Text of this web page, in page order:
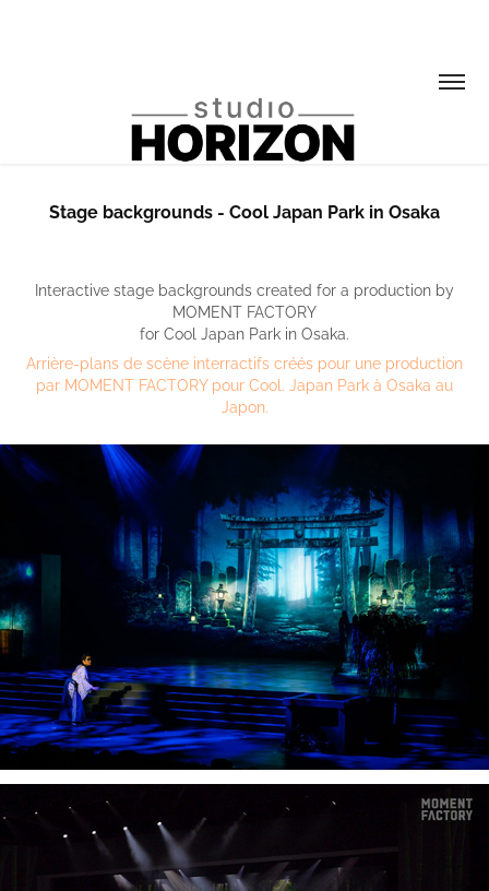
Stage backgrounds - Cool Japan Park in Osaka
Interactive stage backgrounds created for a production by
MOMENT FACTORY
for Cool Japan Park in Osaka.
Arrière-plans de scène interractifs créés pour une production
par MOMENT FACTORY pour Cool. Japan Park à Osaka au
Japon.